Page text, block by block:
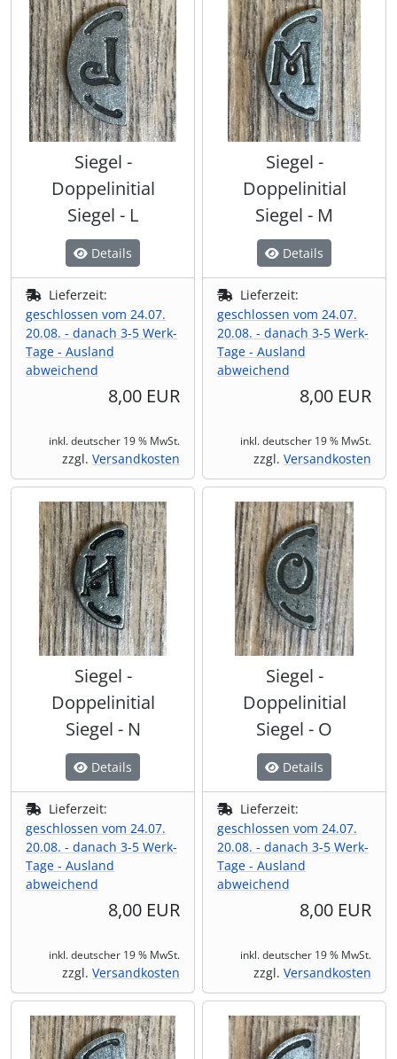
Siegel -
Doppelinitial
Siegel - L
Details
Lieferzeit:
geschlossen vom 24.07.
20.08. - danach 3-5 Werk-
Tage - Ausland
abweichend
8,00 EUR
inkl. deutscher 19 % MwSt.
zzgl. Versandkosten
Siegel -
Doppelinitial
Siegel - M
Details
Lieferzeit:
geschlossen vom 24.07.
20.08. - danach 3-5 Werk-
Tage - Ausland
abweichend
8,00 EUR
inkl. deutscher 19 % MwSt.
zzgl. Versandkosten
Siegel -
Doppelinitial
Siegel - N
Details
Lieferzeit:
geschlossen vom 24.07.
20.08. - danach 3-5 Werk-
Tage - Ausland
abweichend
8,00 EUR
inkl. deutscher 19 % MwSt.
zzgl. Versandkosten
Siegel -
Doppelinitial
Siegel - O
Details
Lieferzeit:
geschlossen vom 24.07.
20.08. - danach 3-5 Werk-
Tage - Ausland
abweichend
8,00 EUR
inkl. deutscher 19 % MwSt.
zzgl. Versandkosten